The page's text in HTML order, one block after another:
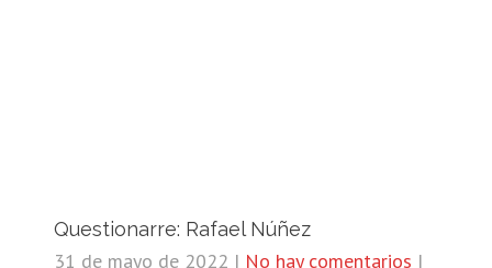
Questionarre: Rafael Núñez
31 de mayo de 2022 | No hay comentarios |